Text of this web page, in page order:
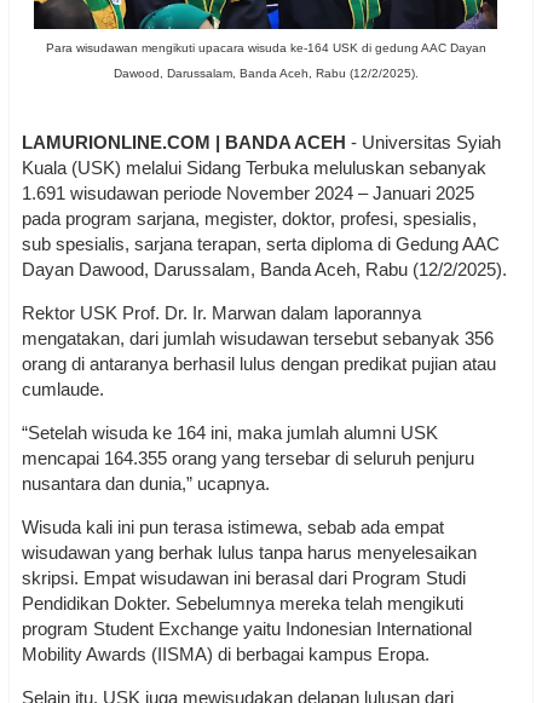
Para wisudawan mengikuti upacara wisuda ke-164 USK di gedung AAC Dayan
Dawood, Darussalam, Banda Aceh, Rabu (12/2/2025).
LAMURIONLINE.COM | BANDA ACEH - Universitas Syiah
Kuala (USK) melalui Sidang Terbuka meluluskan sebanyak
1.691 wisudawan periode November 2024 – Januari 2025
pada program sarjana, megister, doktor, profesi, spesialis,
sub spesialis, sarjana terapan, serta diploma di Gedung AAC
Dayan Dawood, Darussalam, Banda Aceh, Rabu (12/2/2025).
Rektor USK Prof. Dr. Ir. Marwan dalam laporannya
mengatakan, dari jumlah wisudawan tersebut sebanyak 356
orang di antaranya berhasil lulus dengan predikat pujian atau
cumlaude.
“Setelah wisuda ke 164 ini, maka jumlah alumni USK
mencapai 164.355 orang yang tersebar di seluruh penjuru
nusantara dan dunia,” ucapnya.
Wisuda kali ini pun terasa istimewa, sebab ada empat
wisudawan yang berhak lulus tanpa harus menyelesaikan
skripsi. Empat wisudawan ini berasal dari Program Studi
Pendidikan Dokter. Sebelumnya mereka telah mengikuti
program Student Exchange yaitu Indonesian International
Mobility Awards (IISMA) di berbagai kampus Eropa.
Selain itu, USK juga mewisudakan delapan lulusan dari